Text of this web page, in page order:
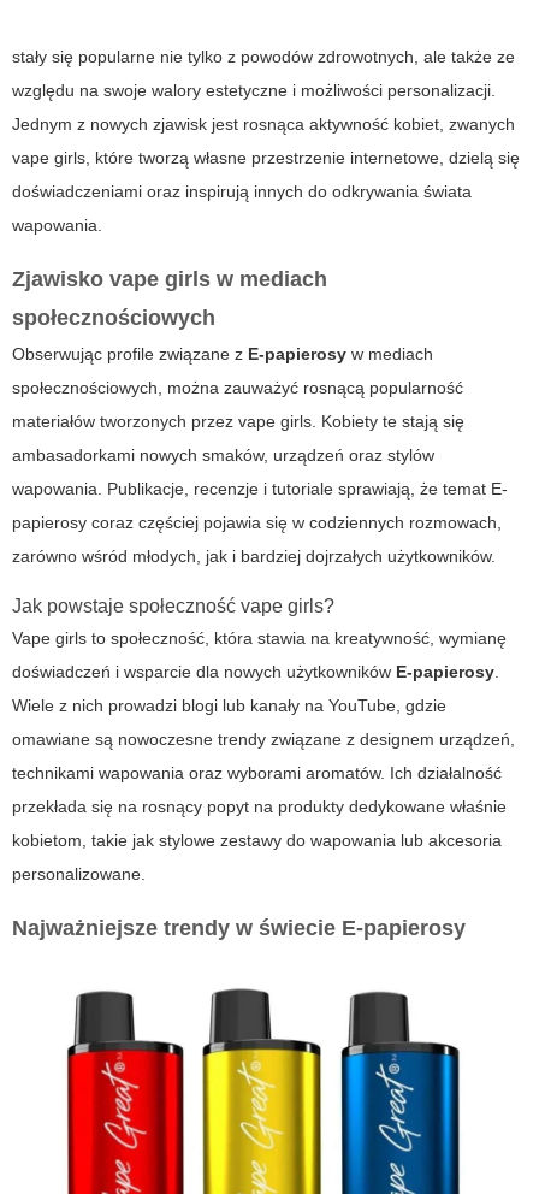
stały się popularne nie tylko z powodów zdrowotnych, ale także ze
względu na swoje walory estetyczne i możliwości personalizacji.
Jednym z nowych zjawisk jest rosnąca aktywność kobiet, zwanych
vape girls, które tworzą własne przestrzenie internetowe, dzielą się
doświadczeniami oraz inspirują innych do odkrywania świata
wapowania.
Zjawisko vape girls w mediach
społecznościowych
Obserwując profile związane z E-papierosy w mediach
społecznościowych, można zauważyć rosnącą popularność
materiałów tworzonych przez vape girls. Kobiety te stają się
ambasadorkami nowych smaków, urządzeń oraz stylów
wapowania. Publikacje, recenzje i tutoriale sprawiają, że temat E-
papierosy coraz częściej pojawia się w codziennych rozmowach,
zarówno wśród młodych, jak i bardziej dojrzałych użytkowników.
Jak powstaje społeczność vape girls?
Vape girls to społeczność, która stawia na kreatywność, wymianę
doświadczeń i wsparcie dla nowych użytkowników E-papierosy.
Wiele z nich prowadzi blogi lub kanały na YouTube, gdzie
omawiane są nowoczesne trendy związane z designem urządzeń,
technikami wapowania oraz wyborami aromatów. Ich działalność
przekłada się na rosnący popyt na produkty dedykowane właśnie
kobietom, takie jak stylowe zestawy do wapowania lub akcesoria
personalizowane.
Najważniejsze trendy w świecie E-papierosy